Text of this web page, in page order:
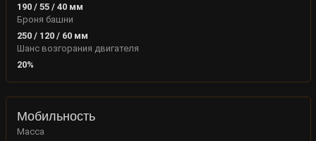
190/ 55/ 40мм
Броня башни
250 / 120 / 60 мм
Шанс возгорания двигателя
20%
Мобильность
Масса